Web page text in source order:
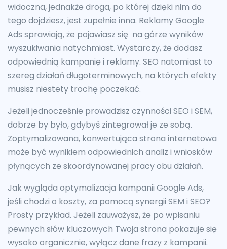
widoczna, jednakże droga, po której dzięki nim do
tego dojdziesz, jest zupełnie inna. Reklamy Google
Ads sprawiają, że pojawiasz się na górze wyników
wyszukiwania natychmiast. Wystarczy, że dodasz
odpowiednią kampanię i reklamy. SEO natomiast to
szereg działań długoterminowych, na których efekty
musisz niestety trochę poczekać.
Jeżeli jednocześnie prowadzisz czynności SEO i SEM,
dobrze by było, gdybyś zintegrował je ze sobą.
Zoptymalizowana, konwertująca strona internetowa
może być wynikiem odpowiednich analiz i wniosków
płynących ze skoordynowanej pracy obu działań.
Jak wygląda optymalizacja kampanii Google Ads,
jeśli chodzi o koszty, za pomocą synergii SEM i SEO?
Prosty przykład. Jeżeli zauważysz, że po wpisaniu
pewnych słów kluczowych Twoja strona pokazuje się
wysoko organicznie, wyłącz dane frazy z kampanii.